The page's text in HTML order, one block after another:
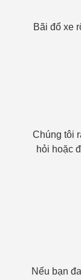
Bãi đổ xe
Chúng tôi
hỏi hoặc
Nếu bạn